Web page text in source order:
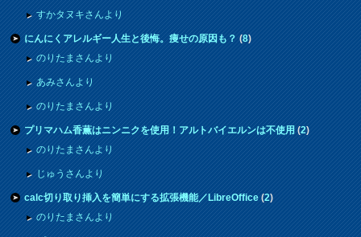
すかタヌキさんより
にんにくアレルギー人生と後悔。痩せの原因も？(8)
のりたまさんより
あみさんより
のりたまさんより
プリマハム香薫はニンニクを使用！アルトバイエルンは不使用(2)
のりたまさんより
じゅうさんより
calc切り取り挿入を簡単にする拡張機能／LibreOffice(2)
のりたまさんより